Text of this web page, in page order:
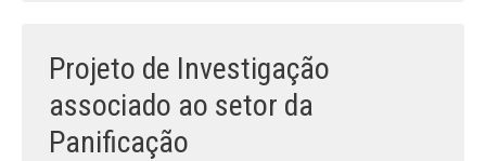
Informações adicionais
Estatísticas da Revista
Projeto de Investigação
associado ao setor da
Panificação